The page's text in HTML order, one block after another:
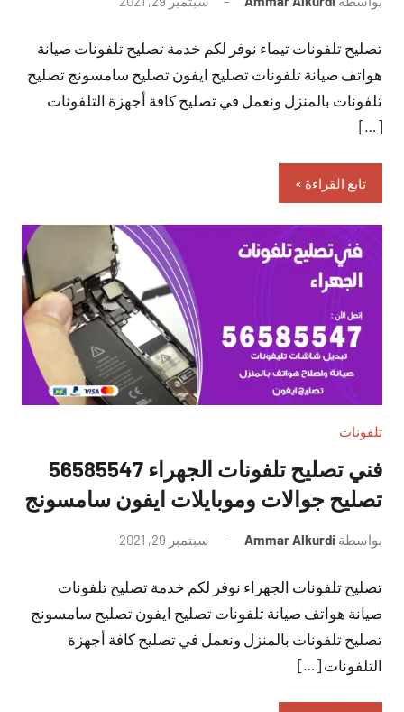
تعليقات
تصليح تلفونات تيماء نوفر لكم خدمة تصليح تلفونات صيانة
هواتف صيانة تلفونات تصليح ايفون تصليح سامسونج تصليح
تلفونات بالمنزل ونعمل في تصليح كافة أجهزة التلفونات
[…]
تابع القراءة
تلفونات
فني تصليح تلفونات الجهراء 56585547
تصليح جوالات وموبايلات ايفون سامسونج
بواسطة Ammar Alkurdi سبتمبر 29, 2021
تعليقات
تصليح تلفونات الجهراء نوفر لكم خدمة تصليح تلفونات
صيانة هواتف صيانة تلفونات تصليح ايفون تصليح سامسونج
تصليح تلفونات بالمنزل ونعمل في تصليح كافة أجهزة
التلفونات […]